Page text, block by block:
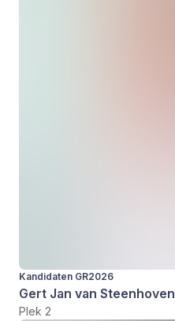
Kandidaten GR2026
Gert Jan van Steenhoven
Plek 2